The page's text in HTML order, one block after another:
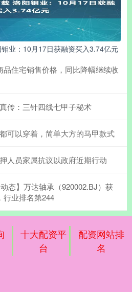
业：10月17日获融资买入3.74亿元
住宅销售价格，同比降幅继续收
传：三针四线七甲子秘术
可以穿着，简单大方的马甲款式
人员家属抗议以政府近期行动
态】万达轴承（920002.BJ）获
行业排名第244
十大配资平
台
配资网站排
名